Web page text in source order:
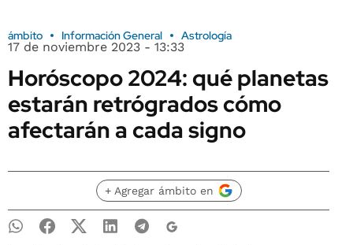
ámbito Información General Astrología
17 de noviembre 2023 - 13:33
Horóscopo 2024: qué planetas
estarán retrógrados cómo
afectarán a cada signo
+ Agregar ámbito en